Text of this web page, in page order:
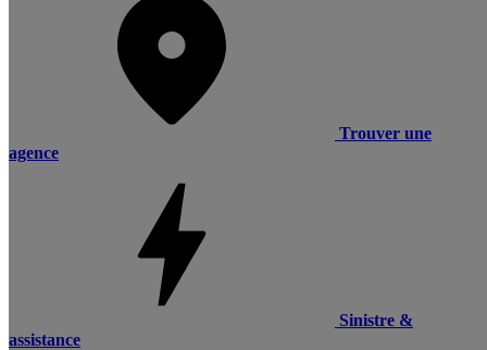
Trouver une
agence
Sinistre &
assistance